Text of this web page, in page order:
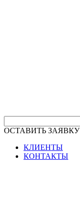
ОСТАВИТЬ ЗАЯВКУ
КЛИЕНТЫ
КОНТАКТЫ